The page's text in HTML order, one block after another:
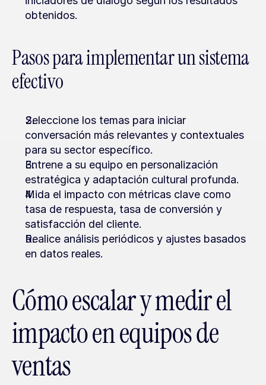
obtenidos.
Pasos para implementar un sistema
efectivo
Seleccione los temas para iniciar
conversación más relevantes y contextuales
para su sector específico.
Entrene a su equipo en personalización
estratégica y adaptación cultural profunda.
Mida el impacto con métricas clave como
tasa de respuesta, tasa de conversión y
satisfacción del cliente.
Realice análisis periódicos y ajustes basados
en datos reales.
Cómo escalar y medir el
impacto en equipos de
ventas